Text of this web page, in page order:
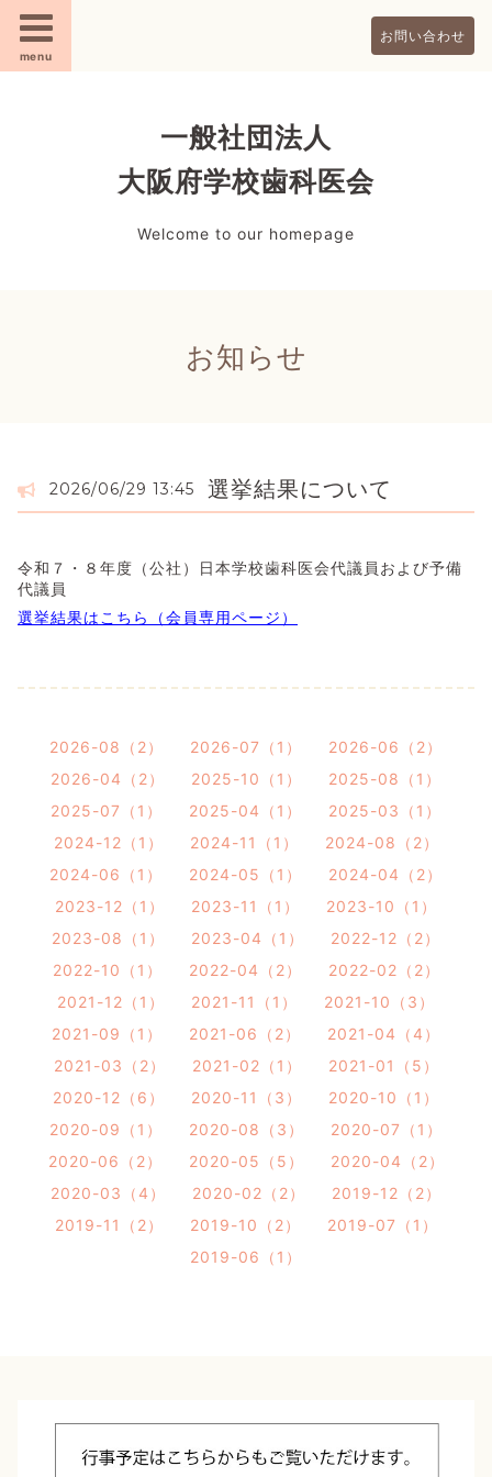
menu
お問い合わせ
一般社団法人
大阪府学校歯科医会
Welcome to our homepage
お知らせ
2026/06/29 13:45 選挙結果について
令和７・８年度（公社）日本学校歯科医会代議員および予備
代議員
選挙結果はこちら（会員専用ページ）
2026-08（2） 2026-07（1）
2026-06（2）
2026-04（2）
2025-10（1）
2025-08（1）
2025-07（1）
2025-04（1）
2025-03（1）
2024-12（1）
2024-11（1）
2024-08（2）
2024-06（1）
2024-05（1）
2024-04（2）
2023-12（1）
2023-11（1）
2023-10（1）
2023-08（1）
2023-04（1）
2022-12（2）
2022-10（1）
2022-04（2）
2022-02（2）
2021-12（1）
2021-11（1）
2021-10（3）
2021-09（1）
2021-06（2）
2021-04（4）
2021-03（2）
2021-02（1）
2021-01（5）
2020-12（6）
2020-11（3）
2020-10（1）
2020-09（1）
2020-08（3）
2020-07（1）
2020-06（2）
2020-05（5）
2020-04（2）
2020-03（4）
2020-02（2）
2019-12（2）
2019-11（2）
2019-10（2）
2019-07（1）
2019-06（1）